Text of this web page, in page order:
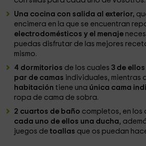
Una cocina con salida al exterior,
encimera en la que se encuentran
electrodomésticos y el menaje
puedas disfrutar de las mejores
mismo.
4 dormitorios de los cuales3 de
par de camas individuales, mientras
habitacióntiene una única cama
ropa de cama de sobra.
2 cuartos de baño completos, en los
cada uno de ellos una ducha,
juegos detoallas que os puedan